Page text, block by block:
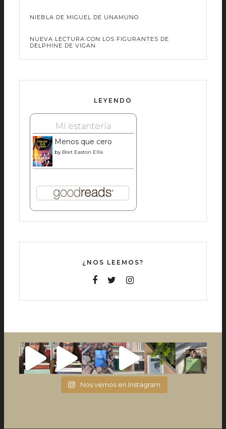
NIEBLA DE MIGUEL DE UNAMUNO
NUEVA LECTURA CON LOS FIGURANTES DE
DELPHINE DE VIGAN
LEYENDO
Mi estantería
Menos que cero
by Bret Easton Ellis
¿NOS LEEMOS?
Nos vemos en Instagram